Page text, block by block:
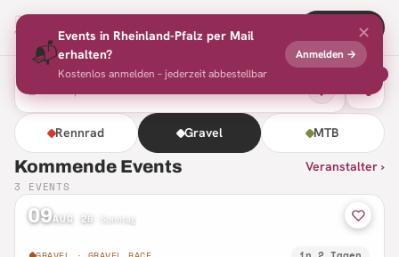
✕
📬
Events in Rheinland-Pfalz per Mail
erhalten?
Kostenlos anmelden – jederzeit abbestellbar
Anmelden →
Radsport Events + Eintragen
⌕
Rennrad Gravel MTB
Kommende Events Veranstalter ›
3 EVENTS
09AUG 26 Sonntag